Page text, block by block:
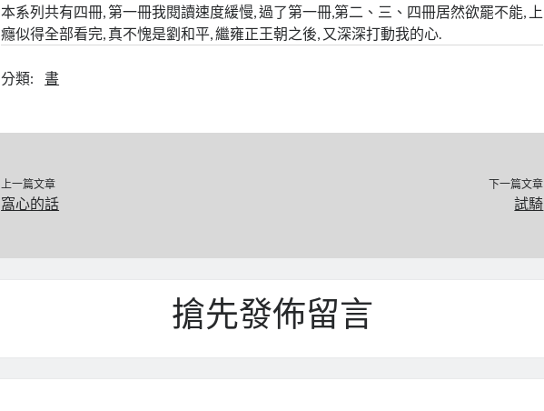
本系列共有四冊, 第一冊我閱讀速度緩慢, 過了第一冊,第二、三、四冊居然欲罷不能, 上
癮似得全部看完, 真不愧是劉和平, 繼雍正王朝之後, 又深深打動我的心.
分類: 書
上一篇文章
窩心的話
下一篇文章
試騎
搶先發佈留言